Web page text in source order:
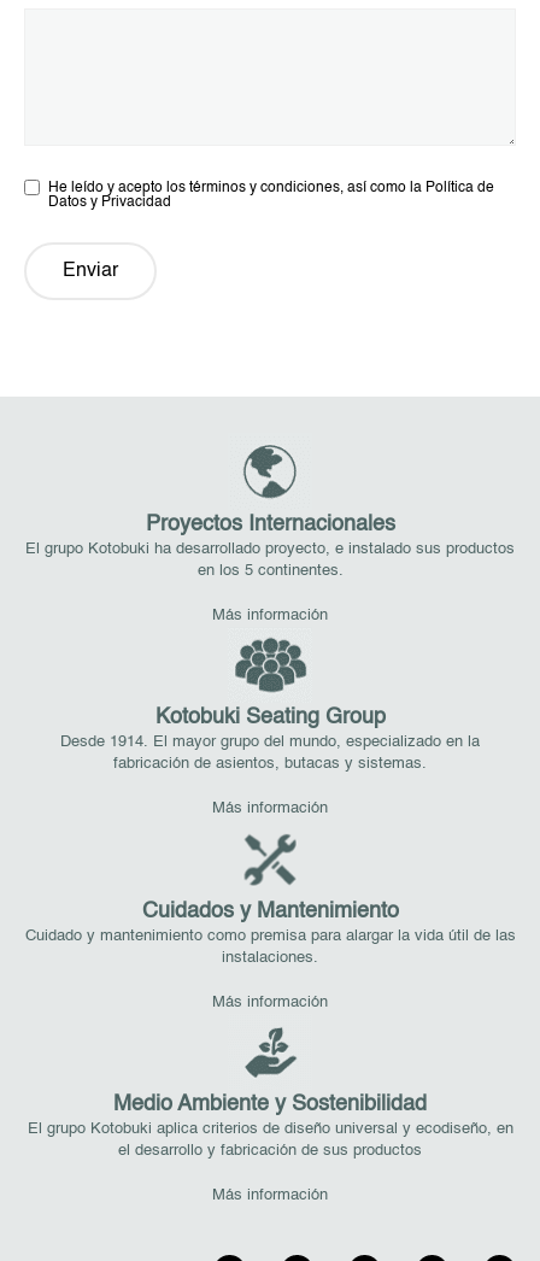
He leído y acepto los términos y condiciones, así como la Política de
Datos y Privacidad
Enviar
Proyectos Internacionales
El grupo Kotobuki ha desarrollado proyecto, e instalado sus productos
en los 5 continentes.
Más información
Kotobuki Seating Group
Desde 1914. El mayor grupo del mundo, especializado en la
fabricación de asientos, butacas y sistemas.
Más información
Cuidados y Mantenimiento
Cuidado y mantenimiento como premisa para alargar la vida útil de las
instalaciones.
Más información
Medio Ambiente y Sostenibilidad
El grupo Kotobuki aplica criterios de diseño universal y ecodiseño, en
el desarrollo y fabricación de sus productos
Más información